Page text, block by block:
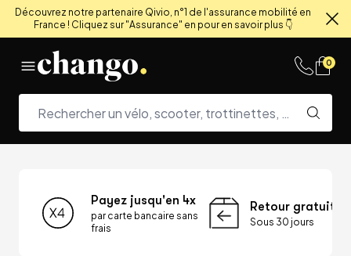
Découvrez notre partenaire Qivio, n°1 de l'assurance mobilité en
France ! Cliquez sur "Assurance" en pour en savoir plus 👇
0
Payez jusqu'en 4x
par carte bancaire sans
frais
Retour gratuit
Sous 30 jours